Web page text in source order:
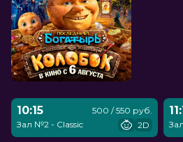
10:15
Зал №2 - Classic
500 / 550 руб.
2D